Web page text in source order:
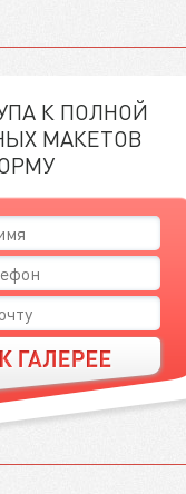
К ПОЛНОЙ
МАКЕТОВ